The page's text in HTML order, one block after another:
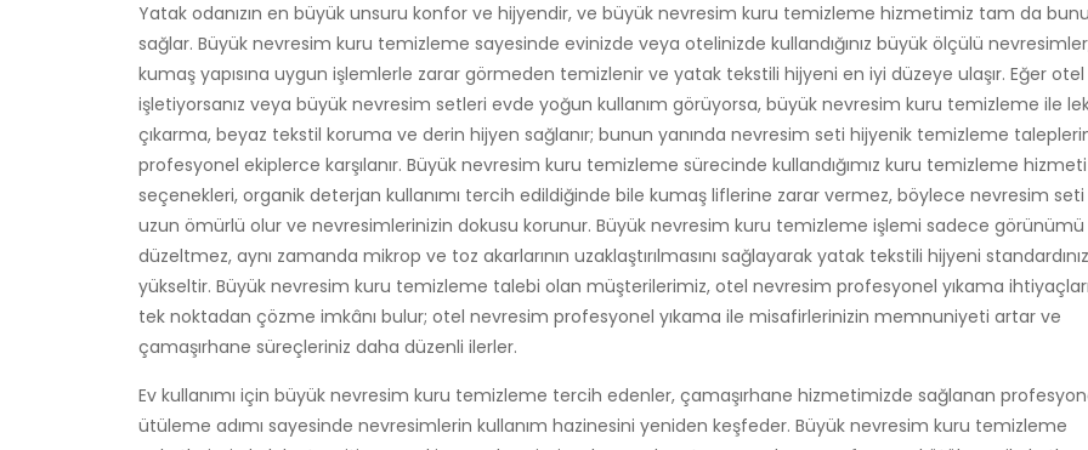
Yatak odanızın en büyük unsuru konfor ve hijyendir, ve büyük nevresim kuru temizleme hizmetimiz tam da bunu
sağlar. Büyük nevresim kuru temizleme sayesinde evinizde veya otelinizde kullandığınız büyük ölçülü
kumaş yapısına uygun işlemlerle zarar görmeden temizlenir ve yatak tekstili hijyeni en iyi düzeye ulaşır. Eğer otel
işletiyorsanız veya büyük nevresim setleri evde yoğun kullanım görüyorsa, büyük nevresim kuru temizleme ile
çıkarma, beyaz tekstil koruma ve derin hijyen sağlanır; bunun yanında nevresim seti hijyenik temizleme
profesyonel ekiplerce karşılanır. Büyük nevresim kuru temizleme sürecinde kullandığımız kuru temizleme hizmeti
seçenekleri, organik deterjan kullanımı tercih edildiğinde bile kumaş liflerine zarar vermez, böylece nevresim seti
uzun ömürlü olur ve nevresimlerinizin dokusu korunur. Büyük nevresim kuru temizleme işlemi sadece görünümü
düzeltmez, aynı zamanda mikrop ve toz akarlarının uzaklaştırılmasını sağlayarak yatak tekstili hijyeni
yükseltir. Büyük nevresim kuru temizleme talebi olan müşterilerimiz, otel nevresim profesyonel yıkama
tek noktadan çözme imkânı bulur; otel nevresim profesyonel yıkama ile misafirlerinizin memnuniyeti artar ve
çamaşırhane süreçleriniz daha düzenli ilerler.
Ev kullanımı için büyük nevresim kuru temizleme tercih edenler, çamaşırhane hizmetimizde sağlanan
ütüleme adımı sayesinde nevresimlerin kullanım hazinesini yeniden keşfeder. Büyük nevresim kuru temizleme